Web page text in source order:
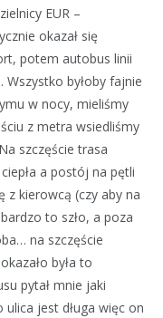
EUR –
okazał się
potem autobus linii
byłoby fajnie
w nocy, mieliśmy
z metra wsiedliśmy
szczęście trasa
a postój na pętli
z kierowcą (czy aby na
to szło, a poza
na szczęście
była to
pytał mnie jaki
jest długa więc on